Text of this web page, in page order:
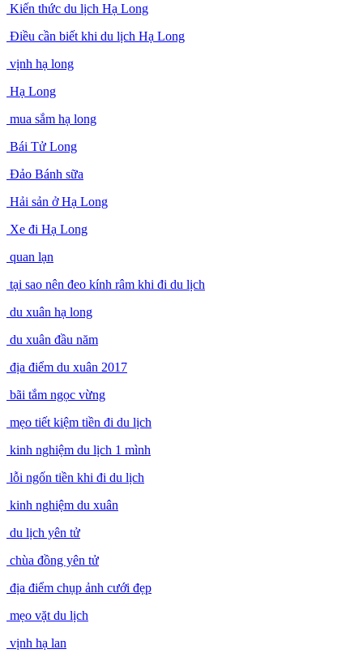
Kiến thức du lịch Hạ Long
Điều cần biết khi du lịch Hạ Long
vịnh hạ long
Hạ Long
mua sắm hạ long
Bái Tử Long
Đảo Bánh sữa
Hải sản ở Hạ Long
Xe đi Hạ Long
quan lạn
tại sao nên đeo kính râm khi đi du lịch
du xuân hạ long
du xuân đầu năm
địa điểm du xuân 2017
bãi tắm ngọc vừng
mẹo tiết kiệm tiền đi du lịch
kinh nghiệm du lịch 1 mình
lỗi ngốn tiền khi đi du lịch
kinh nghiệm du xuân
du lịch yên tử
chùa đồng yên tử
địa điểm chụp ảnh cưới đẹp
mẹo vặt du lịch
vịnh hạ lan